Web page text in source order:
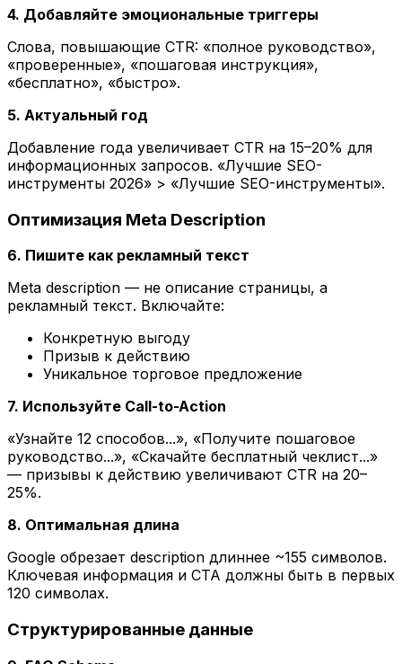
4. Добавляйте эмоциональные триггеры
Слова, повышающие CTR: «полное руководство»,
«проверенные», «пошаговая инструкция»,
«бесплатно», «быстро».
5. Актуальный год
Добавление года увеличивает CTR на 15–20% для
информационных запросов. «Лучшие SEO-
инструменты 2026» > «Лучшие SEO-инструменты».
Оптимизация Meta Description
6. Пишите как рекламный текст
Meta description — не описание страницы, а
рекламный текст. Включайте:
Конкретную выгоду
Призыв к действию
Уникальное торговое предложение
7. Используйте Call-to-Action
«Узнайте 12 способов...», «Получите пошаговое
руководство...», «Скачайте бесплатный чеклист...»
— призывы к действию увеличивают CTR на 20–
25%.
8. Оптимальная длина
Google обрезает description длиннее ~155 символов.
Ключевая информация и CTA должны быть в первых
120 символах.
Структурированные данные